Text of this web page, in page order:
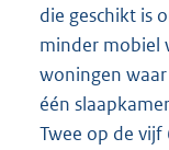
die geschikt is
minder mobiel
woningen
één
Twee op de